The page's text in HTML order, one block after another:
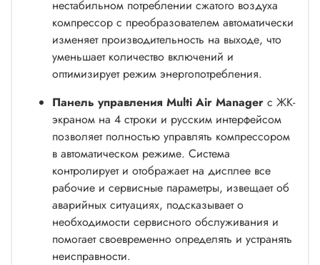
нестабильном потреблении сжатого воздуха
компрессор с преобразователем автоматически
изменяет производительность на выходе, что
уменьшает количество включений и
оптимизирует режим энергопотребления.
Панель управления Multi Air Manager с ЖК-
экраном на 4 строки и русским интерфейсом
позволяет полностью управлять компрессором
в автоматическом режиме. Система
контролирует и отображает на дисплее все
рабочие и сервисные параметры, извещает об
аварийных ситуациях, подсказывает о
необходимости сервисного обслуживания и
помогает своевременно определять и устранять
неисправности.